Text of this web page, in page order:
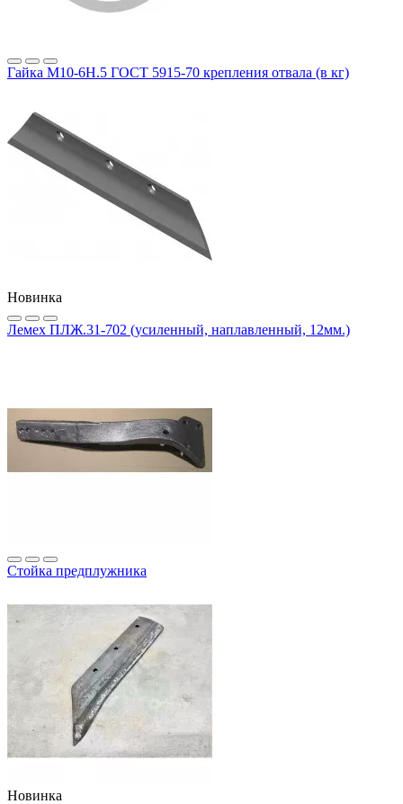
Гайка М10-6Н.5 ГОСТ 5915-70 крепления отвала (в кг)
Новинка
Лемех ПЛЖ.31-702 (усиленный, наплавленный, 12мм.)
Стойка предплужника
Новинка